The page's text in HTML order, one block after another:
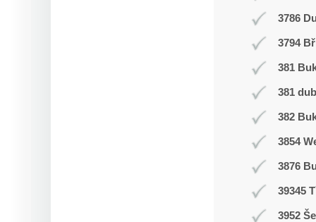
3786
3794
381
381 dub
382
3854
3876
39345
3952